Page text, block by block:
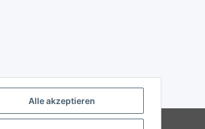
JTL-Shop
Alle akzeptieren